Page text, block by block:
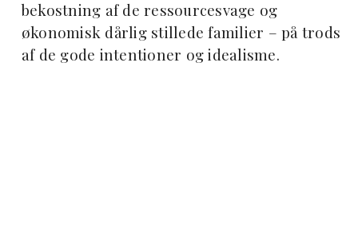
bekostning af de ressourcesvage og
økonomisk dårlig stillede familier – på trods
af de gode intentioner og idealisme.